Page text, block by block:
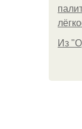
Из